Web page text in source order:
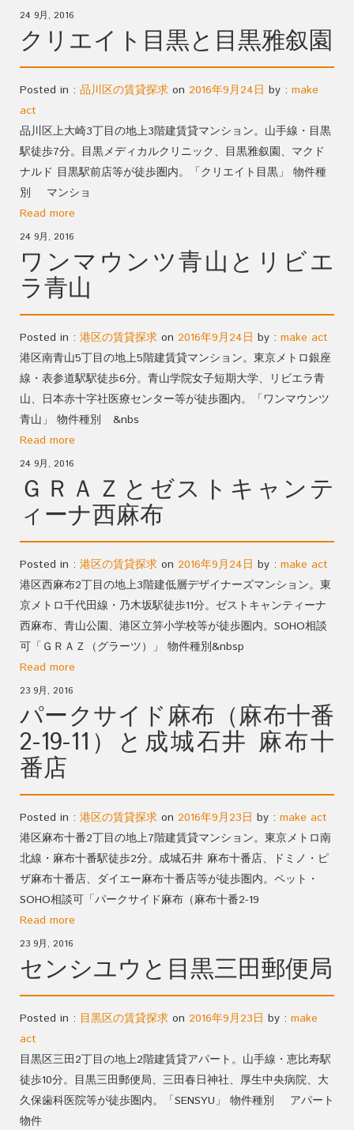
24 9月, 2016
クリエイト目黒と目黒雅叙園
Posted in : 品川区の賃貸探求 on 2016年9月24日 by : make
act
品川区上大崎3丁目の地上3階建賃貸マンション。山手線・目黒
駅徒歩7分。目黒メディカルクリニック、目黒雅叙園、マクド
ナルド 目黒駅前店等が徒歩圏内。「クリエイト目黒」 物件種
別 マンショ
Read more
24 9月, 2016
ワンマウンツ青山とリビエ
ラ青山
Posted in : 港区の賃貸探求 on 2016年9月24日 by : make act
港区南青山5丁目の地上5階建賃貸マンション。東京メトロ銀座
線・表参道駅駅徒歩6分。青山学院女子短期大学、リビエラ青
山、日本赤十字社医療センター等が徒歩圏内。「ワンマウンツ
青山」 物件種別 &nbs
Read more
24 9月, 2016
ＧＲＡＺとゼストキャンテ
ィーナ西麻布
Posted in : 港区の賃貸探求 on 2016年9月24日 by : make act
港区西麻布2丁目の地上3階建低層デザイナーズマンション。東
京メトロ千代田線・乃木坂駅徒歩11分。ゼストキャンティーナ
西麻布、青山公園、港区立笄小学校等が徒歩圏内。SOHO相談
可「ＧＲＡＺ（グラーツ）」 物件種別&nbsp
Read more
23 9月, 2016
パークサイド麻布（麻布十番
2-19-11）と成城石井 麻布十
番店
Posted in : 港区の賃貸探求 on 2016年9月23日 by : make act
港区麻布十番2丁目の地上7階建賃貸マンション。東京メトロ南
北線・麻布十番駅徒歩2分。成城石井 麻布十番店、ドミノ・ピ
ザ麻布十番店、ダイエー麻布十番店等が徒歩圏内。ペット・
SOHO相談可「パークサイド麻布（麻布十番2-19
Read more
23 9月, 2016
センシユウと目黒三田郵便局
Posted in : 目黒区の賃貸探求 on 2016年9月23日 by : make
act
目黒区三田2丁目の地上2階建賃貸アパート。山手線・恵比寿駅
徒歩10分。目黒三田郵便局、三田春日神社、厚生中央病院、大
久保歯科医院等が徒歩圏内。「SENSYU」 物件種別 アパート
物件